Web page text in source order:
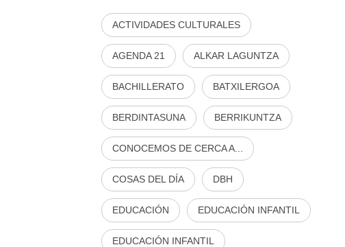
ACTIVIDADES CULTURALES
AGENDA 21 ALKAR LAGUNTZA
BACHILLERATO BATXILERGOA
BERDINTASUNA BERRIKUNTZA
CONOCEMOS DE CERCA A...
COSAS DEL DÍA DBH
EDUCACIÓN EDUCACIÓN INFANTIL
EDUCACIÓN INFANTIL